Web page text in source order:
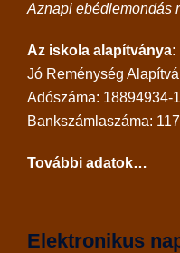
Aznapi ebédlemondás
Az iskola alapítványa:
Jó Reménység
Adószáma: 18894934-
Bankszámlaszáma:
További adatok…
Elektronikus